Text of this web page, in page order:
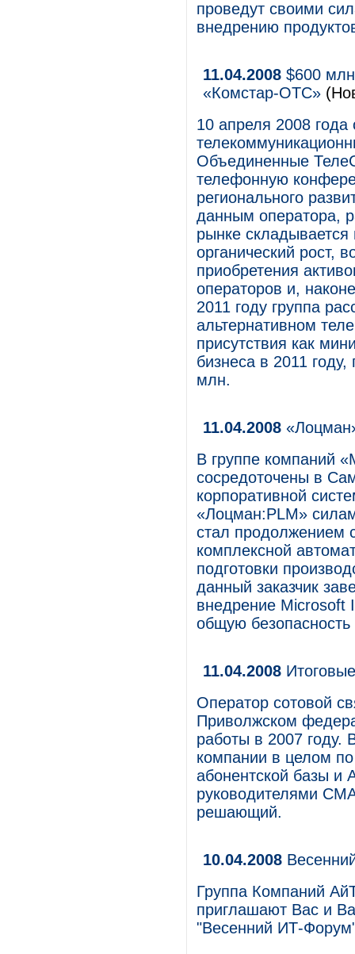
проведут своими
внедрению
11.04.2008 $600
«Комстар-ОТС»
10 апреля 2008 года
Объединенные
телефонную
регионального
данным оператора,
рынке
органический рост,
приобретения
операторов и,
2011 году группа
альтернативном
присутствия как
бизнеса в 2011
млн.
11.04.2008
В группе компаний
сосредоточены в
корпоративной
«Лоцман:PLM»
стал продолжением
комплексной
подготовки
данный заказчик
внедрение Microsoft
общую
11.04.2008
Оператор сотовой
Приволжском
работы в 2007 году.
компании в целом
абонентской базы и
руководителями
решающий.
10.04.2008
Группа Компаний
приглашают Вас и
"Весенний ИТ-